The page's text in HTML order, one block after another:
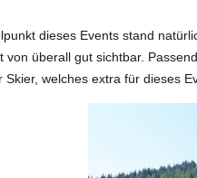
dieses Events stand
von überall gut sichtbar.
Skier, welches extra für dieses